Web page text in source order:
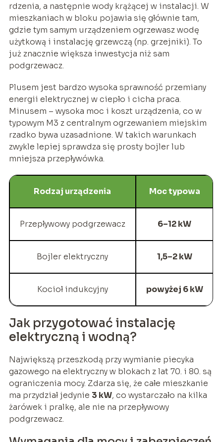
rdzenia, a następnie wody krążącej w instalacji. W
mieszkaniach w bloku pojawia się głównie tam,
gdzie tym samym urządzeniem ogrzewasz wodę
użytkową i instalację grzewczą (np. grzejniki). To
już znacznie większa inwestycja niż sam
podgrzewacz.
Plusem jest bardzo wysoka sprawność przemiany
energii elektrycznej w ciepło i cicha praca.
Minusem – wysoka moc i koszt urządzenia, co w
typowym M3 z centralnym ogrzewaniem miejskim
rzadko bywa uzasadnione. W takich warunkach
zwykle lepiej sprawdza się prosty bojler lub
mniejsza przepływówka.
Rodzaj urządzenia Moc typowa
Przepływowy podgrzewacz 6–12 kW
Bojler elektryczny 1,5–2 kW
Kocioł indukcyjny powyżej 6 kW
Jak przygotować instalację
elektryczną i wodną?
Największą przeszkodą przy wymianie piecyka
gazowego na elektryczny w blokach z lat 70. i 80. są
ograniczenia mocy. Zdarza się, że całe mieszkanie
ma przydział jedynie 3 kW, co wystarczało na kilka
żarówek i pralkę, ale nie na przepływowy
podgrzewacz.